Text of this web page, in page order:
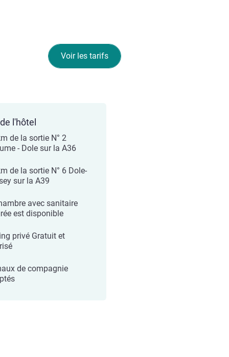
Voir les tarifs
l'hôtel
de la sortie N° 2
- Dole sur la A36
de la sortie N° 6 Dole-
sur la A39
avec sanitaire
est disponible
privé Gratuit et
de compagnie